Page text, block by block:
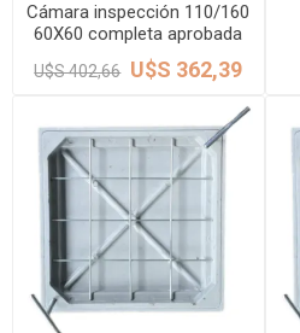
Cámara inspección 110/160
60X60 completa aprobada
SMART HOME
U$S 402,66 U$S 362,39